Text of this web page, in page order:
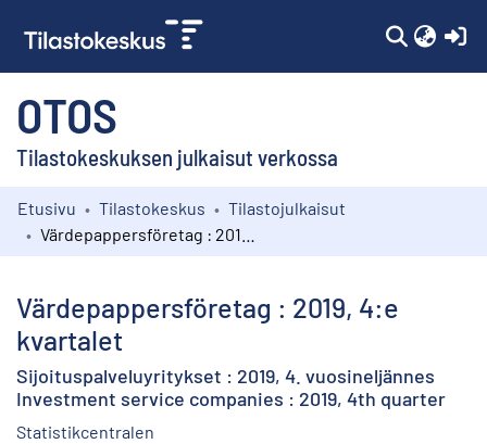
OTOS
Tilastokeskuksen julkaisut verkossa
Kokoelmat
Etusivu Tilastokeskus
Tilastojulkaisut
Värdepappersföretag : 2019, 4:e
kvartalet
Sijoituspalveluyritykset : 2019, 4. vuosineljännes
Investment service companies : 2019, 4th quarter
Statistikcentralen